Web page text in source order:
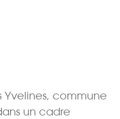
Yvelines, commune
un cadre